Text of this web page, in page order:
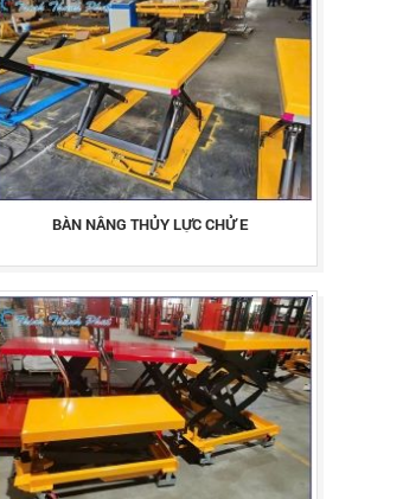
BÀN NÂNG THỦY LỰC CHỬ E